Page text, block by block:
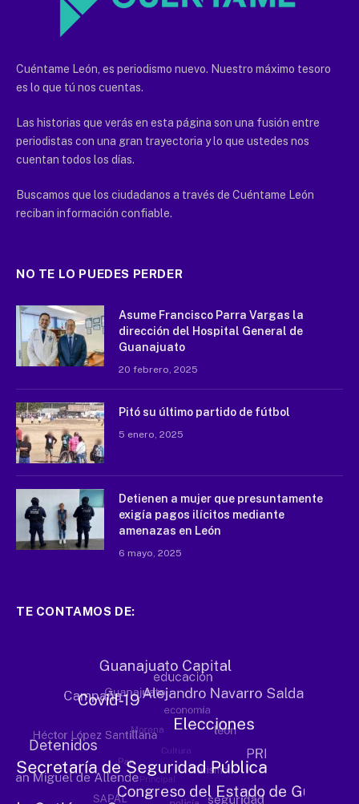
Cuéntame León, es periodismo nuevo. Nuestro máximo tesoro
es lo que tú nos cuentas.
Las historias que verás en esta página son una fusión entre
periodistas con una gran trayectoria y lo que ustedes nos
cuentan todos los días.
Buscamos que los ciudadanos a través de Cuéntame León
reciban información confiable.
NO TE LO PUEDES PERDER
Asume Francisco Parra Vargas la
dirección del Hospital General de
Guanajuato
20 febrero, 2025
Pitó su último partido de fútbol
5 enero, 2025
Detienen a mujer que presuntamente
exigía pagos ilícitos mediante
amenazas en León
6 mayo, 2025
TE CONTAMOS DE: